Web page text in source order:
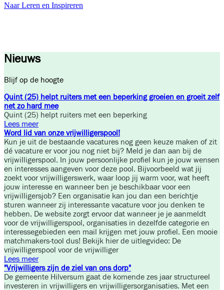
Naar Leren en Inspireren
Nieuws
Blijf op de hoogte
Quint (25) helpt ruiters met een beperking groeien en groeit zelf
net zo hard mee
Quint (25) helpt ruiters met een beperking
Lees meer
Word lid van onze vrijwilligerspool!
Kun je uit de bestaande vacatures nog geen keuze maken of zit
dé vacature er voor jou nog niet bij? Meld je dan aan bij de
vrijwilligerspool. In jouw persoonlijke profiel kun je jouw wensen
en interesses aangeven voor deze pool. Bijvoorbeeld wat jij
zoekt voor vrijwilligerswerk, waar loop jij warm voor, wat heeft
jouw interesse en wanneer ben je beschikbaar voor een
vrijwilligersjob? Een organisatie kan jou dan een berichtje
sturen wanneer zij interessante vacature voor jou denken te
hebben. De website zorgt ervoor dat wanneer je je aanmeldt
voor de vrijwilligerspool, organisaties in dezelfde categorie en
interessegebieden een mail krijgen met jouw profiel. Een mooie
matchmakers-tool dus! Bekijk hier de uitlegvideo: De
vrijwilligerspool voor de vrijwilliger
Lees meer
"Vrijwilligers zijn de ziel van ons dorp"
De gemeente Hilversum gaat de komende zes jaar structureel
investeren in vrijwilligers en vrijwilligersorganisaties. Met een